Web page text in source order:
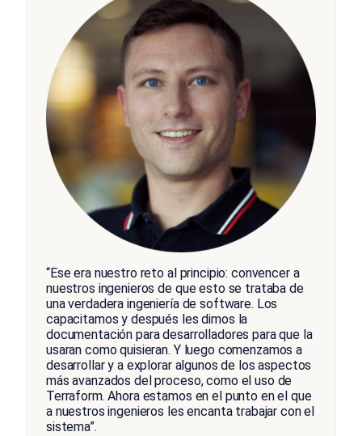
“Ese era nuestro reto al principio: convencer a
nuestros ingenieros de que esto se trataba de
una verdadera ingeniería de software. Los
capacitamos y después les dimos la
documentación para desarrolladores para que la
usaran como quisieran. Y luego comenzamos a
desarrollar y a explorar algunos de los aspectos
más avanzados del proceso, como el uso de
Terraform. Ahora estamos en el punto en el que
a nuestros ingenieros les encanta trabajar con el
sistema”.